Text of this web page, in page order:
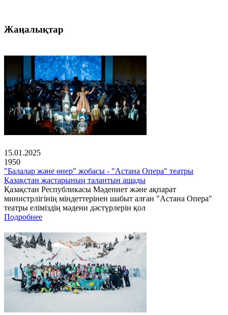
Жаңалықтар
15.01.2025
1950
"Балалар және өнер" жобасы - "Астана Опера" театры
Қазақстан жастарының талантын ашады
Қазақстан Республикасы Мәдениет және ақпарат
министрлігінің міндеттерінен шабыт алған "Астана Опера"
театры еліміздің мәдени дәстүрлерін қол
Подробнее